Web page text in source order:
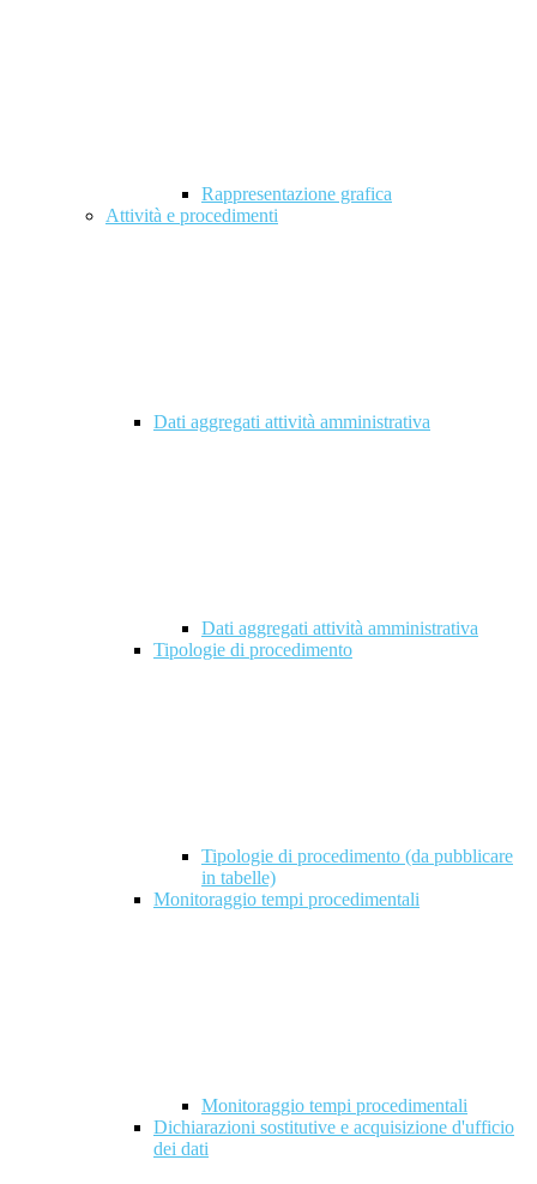
Rappresentazione grafica
Attività e procedimenti
Dati aggregati attività amministrativa
Dati aggregati attività amministrativa
Tipologie di procedimento
Tipologie di procedimento (da pubblicare
in tabelle)
Monitoraggio tempi procedimentali
Monitoraggio tempi procedimentali
Dichiarazioni sostitutive e acquisizione d'ufficio
dei dati